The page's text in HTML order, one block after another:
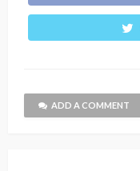
ADD A COMMENT